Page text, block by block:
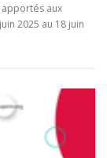
aux
2025 au 18 juin